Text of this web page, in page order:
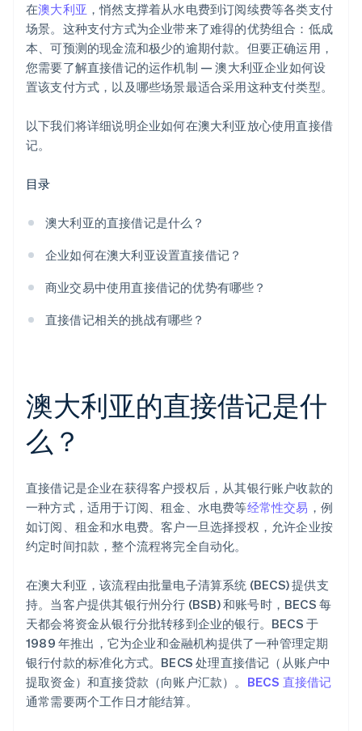
轻松定期付款
客户信任问题
在澳大利亚 ，悄然支撑着从水电费到订阅续费等各类支付
场景。这种支付方式为企业带来了难得的优势组合：低成
本、可预测的现金流和极少的逾期付款。但要正确运用，
您需要了解直接借记的运作机制 — 澳大利亚企业如何设
置该支付方式，以及哪些场景最适合采用这种支付类型。
以下我们将详细说明企业如何在澳大利亚放心使用直接借
记。
目录
澳大利亚的直接借记是什么？
企业如何在澳大利亚设置直接借记？
商业交易中使用直接借记的优势有哪些？
直接借记相关的挑战有哪些？
澳大利亚的直接借记是什
么？
直接借记是企业在获得客户授权后，从其银行账户收款的
一种方式，适用于订阅、租金、水电费等经常性交易 ，例
如订阅、租金和水电费。客户一旦选择授权，允许企业按
约定时间扣款，整个流程将完全自动化。
在澳大利亚，该流程由批量电子清算系统 (BECS) 提供支
持。当客户提供其银行州分行 (BSB) 和账号时，BECS 每
天都会将资金从银行分批转移到企业的银行。BECS 于
1989 年推出，它为企业和金融机构提供了一种管理定期
银行付款的标准化方式。BECS 处理直接借记（从账户中
提取资金）和直接贷款（向账户汇款）。 BECS 直接借记
通常需要两个工作日才能结算。